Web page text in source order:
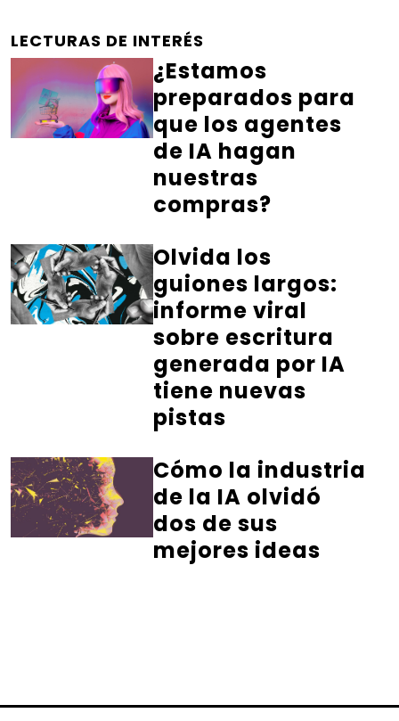
LECTURAS DE INTERÉS
¿Estamos
preparados para
que los agentes
de IA hagan
nuestras
compras?
Olvida los
guiones largos:
informe viral
sobre escritura
generada por IA
tiene nuevas
pistas
Cómo la industria
de la IA olvidó
dos de sus
mejores ideas